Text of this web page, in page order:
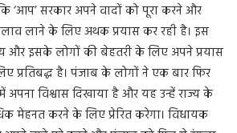
‘आप’ सरकार अपने वादों को पूरा करने और
लाने के लिए अथक प्रयास कर रही है। इस
और इसके लोगों की बेहतरी के लिए अपने प्रयास
प्रतिबद्ध है। पंजाब के लोगों ने एक बार फिर
विश्वास दिखाया है और यह उन्हें राज्य के
मेहनत करने के लिए प्रेरित करेगा। विधायक